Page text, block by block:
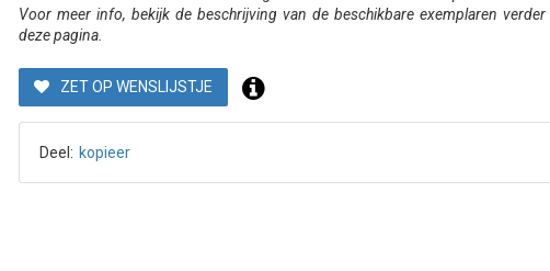
Voor meer info, bekijk de beschrijving van de beschikbare exemplaren verder
deze pagina.
ZET OP WENSLIJSTJE
Deel: kopieer